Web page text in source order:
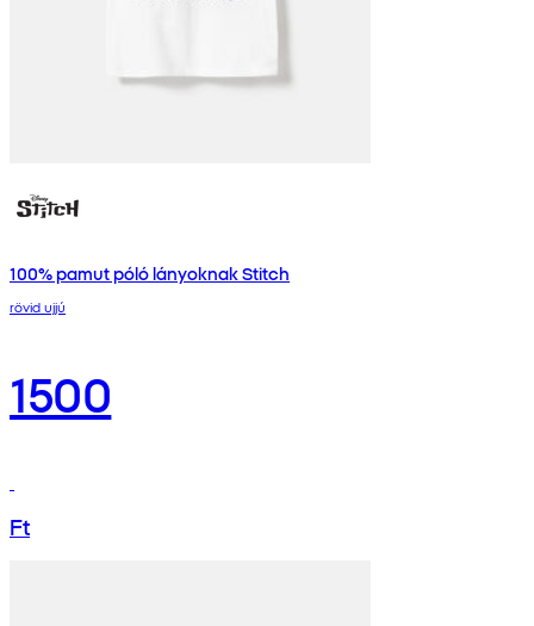
100% pamut póló lányoknak Stitch
rövid ujjú
1500
Ft